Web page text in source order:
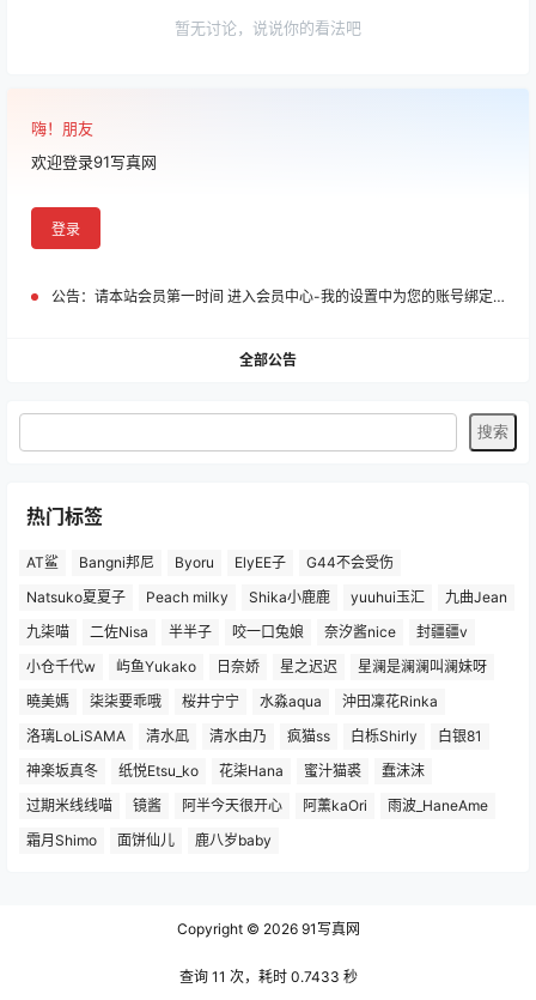
暂无讨论，说说你的看法吧
嗨！朋友
欢迎登录91写真网
登录
公告： 请本站会员第一时间 进入会员中心-我的设置中为您的账号绑定邮箱!
全部公告
热门标签
AT鲨 Bangni邦尼 Byoru ElyEE子
G44不会受伤
Natsuko夏夏子
Peach milky Shika小鹿鹿 yuuhui玉汇
九曲Jean
九柒喵
二佐Nisa 半半子 咬一口兔娘 奈汐酱nice
封疆疆v
小仓千代w
屿鱼Yukako 日奈娇 星之迟迟
星澜是澜澜叫澜妹呀
曉美媽
柒柒要乖哦 桜井宁宁 水淼aqua
沖田凜花Rinka
洛璃LoLiSAMA
清水凪 清水由乃 疯猫ss 白栎Shirly
白银81
神楽坂真冬
纸悦Etsu_ko 花柒Hana 蜜汁猫裘
蠢沫沫
过期米线线喵
镜酱 阿半今天很开心 阿薰kaOri
雨波_HaneAme
霜月Shimo
面饼仙儿 鹿八岁baby
Copyright © 202691写真网
查询 11 次，耗时 0.7433 秒